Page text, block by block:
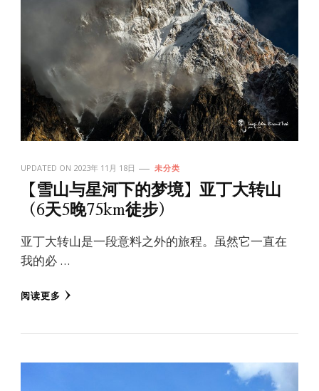
UPDATED ON 2023年 11月 18日 未分类
【雪山与星河下的梦境】亚丁大转山
（6天5晚75km徒步）
亚丁大转山是一段意料之外的旅程。虽然它一直在
我的必 …
阅读更多